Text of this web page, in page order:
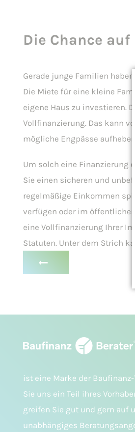
Die Chance
Gerade junge Familien
Die Miete für eine kleine
eigene Haus zu investieren.
Vollfinanzierung. Das kann
mögliche Engpässe aufheben
Um solch eine Finanzierung
Sie einen sicheren und
regelmäßige Einkommen
verfügen oder im
eine Vollfinanzierung Ihrer
Statuten. Unter dem Strich
ist eine Marke der Baufinanz-
Sie uns ein Teil ihres
greifen Sie gut und gern auf
unabhängiges